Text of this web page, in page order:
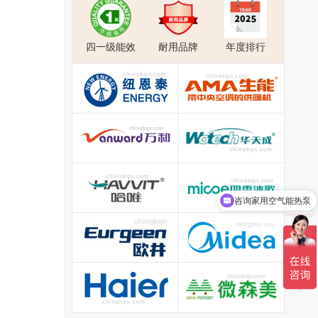
四一级能效 耐用品牌 年度排行
咨询空气能加盟代理
咨询家用空气能热泵